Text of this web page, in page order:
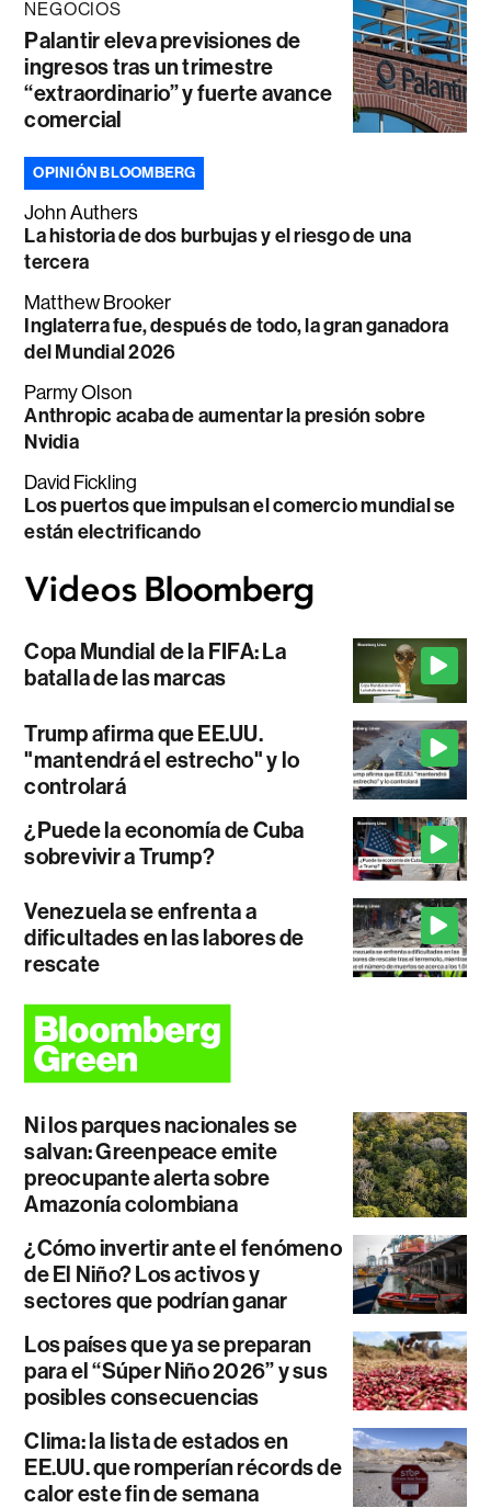
NEGOCIOS
Palantir eleva previsiones de
ingresos tras un trimestre
“extraordinario” y fuerte avance
comercial
OPINIÓN BLOOMBERG
John Authers
La historia de dos burbujas y el riesgo de una
tercera
Matthew Brooker
Inglaterra fue, después de todo, la gran ganadora
del Mundial 2026
Parmy Olson
Anthropic acaba de aumentar la presión sobre
Nvidia
David Fickling
Los puertos que impulsan el comercio mundial se
están electrificando
Copa Mundial de la FIFA: La
batalla de las marcas
Trump afirma que EE.UU.
"mantendrá el estrecho" y lo
controlará
¿Puede la economía de Cuba
sobrevivir a Trump?
Venezuela se enfrenta a
dificultades en las labores de
rescate
Ni los parques nacionales se
salvan: Greenpeace emite
preocupante alerta sobre
Amazonía colombiana
¿Cómo invertir ante el fenómeno
de El Niño? Los activos y
sectores que podrían ganar
Los países que ya se preparan
para el “Súper Niño 2026” y sus
posibles consecuencias
Clima: la lista de estados en
EE.UU. que romperían récords de
calor este fin de semana